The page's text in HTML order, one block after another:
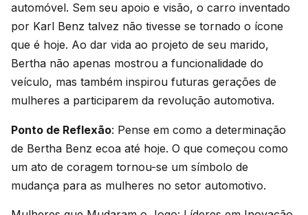
automóvel. Sem seu apoio e visão, o carro inventado
por Karl Benz talvez não tivesse se tornado o ícone
que é hoje. Ao dar vida ao projeto de seu marido,
Bertha não apenas mostrou a funcionalidade do
veículo, mas também inspirou futuras gerações de
mulheres a participarem da revolução automotiva.
Ponto de Reflexão: Pense em como a determinação
de Bertha Benz ecoa até hoje. O que começou como
um ato de coragem tornou-se um símbolo de
mudança para as mulheres no setor automotivo.